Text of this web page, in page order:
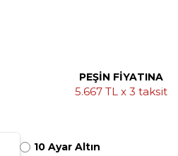
PEŞİN FİYATINA
5.667 TL x 3 taksit
10 Ayar Altın